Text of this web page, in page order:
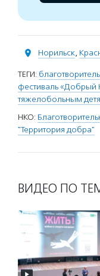
Норильск,
ТЕГИ:
фестиваль «Добрый
тяжелобольным
НКО:
"Территория добра"
ВИДЕО ПО